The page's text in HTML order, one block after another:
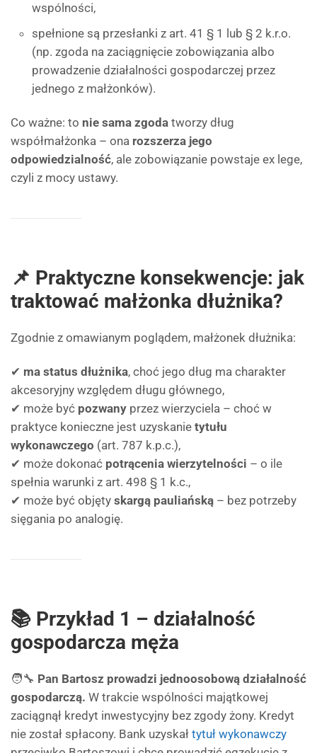
wspólności,
spełnione są przesłanki z art. 41 § 1 lub § 2 k.r.o.
(np. zgoda na zaciągnięcie zobowiązania albo
prowadzenie działalności gospodarczej przez
jednego z małżonków).
Co ważne: to nie sama zgoda tworzy dług
współmałżonka – ona rozszerza jego
odpowiedzialność, ale zobowiązanie powstaje ex lege,
czyli z mocy ustawy.
📌 Praktyczne konsekwencje: jak
traktować małżonka dłużnika?
Zgodnie z omawianym poglądem, małżonek dłużnika:
✔ ma status dłużnika, choć jego dług ma charakter
akcesoryjny względem długu głównego,
✔ może być pozwany przez wierzyciela – choć w
praktyce konieczne jest uzyskanie tytułu
wykonawczego (art. 787 k.p.c.),
✔ może dokonać potrącenia wierzytelności – o ile
spełnia warunki z art. 498 § 1 k.c.,
✔ może być objęty skargą pauliańską – bez potrzeby
sięgania po analogię.
📚 Przykład 1 – działalność
gospodarcza męża
🧑‍🔧 Pan Bartosz prowadzi jednoosobową działalność
gospodarczą. W trakcie wspólności majątkowej
zaciągnął kredyt inwestycyjny bez zgody żony. Kredyt
nie został spłacony. Bank uzyskał tytuł wykonawczy